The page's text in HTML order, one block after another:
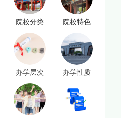
院校分类 院校特色
办学层次 办学性质